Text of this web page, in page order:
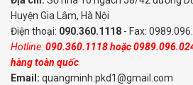
Huyện Gia Lâm, Hà Nội
Điện thoại: 090.360.1118 - Fax:
Hotline:090.360.1118hoặc
hàng toàn quốc
Email: quangminh.pkd1@gmail.com